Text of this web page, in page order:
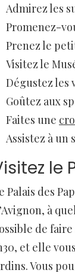
Admirez les
Promenez-
Prenez le
Visitez le
Dégustez les
Goûtez aux
Faites une
Assistez à un
le
Palais des
à
de
et elle
Vous